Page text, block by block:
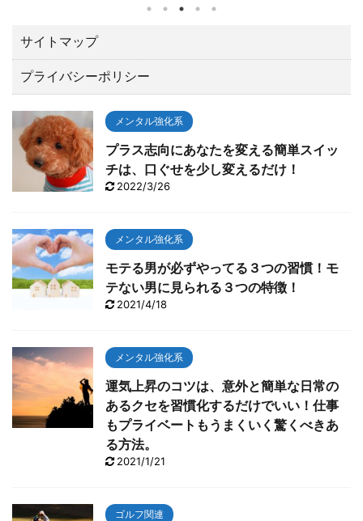
んと２億３００万円。日本ツアーと較べてひとケタ違
います。 最後の１８番ロングホールでは、２オンでワ
ンパットのイーグルで締める圧巻の終わり方でガッツ
ポーズ。 いやあカッコよすぎて「やったー！！」と思
わずTVに向って叫んでしまいました。 今回は、肝心な
とこ ...
サイトマップ
プライバシーポリシー
メンタル強化系
プラス志向にあなたを変える簡単スイッ
チは、口ぐせを少し変えるだけ！
2022/3/26
メンタル強化系
モテる男が必ずやってる３つの習慣！モ
テない男に見られる３つの特徴！
2021/4/18
メンタル強化系
運気上昇のコツは、意外と簡単な日常の
あるクセを習慣化するだけでいい！仕事
もプライベートもうまくいく驚くべきあ
る方法。
2021/1/21
ゴルフ関連